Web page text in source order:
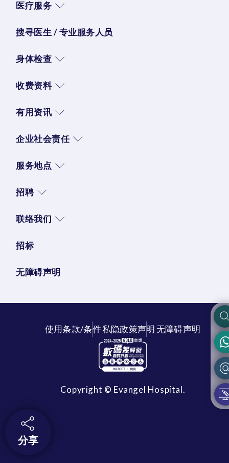
医疗服务
搜寻医生 / 专业服务人员
身体检查
收费资料
有用资讯
企业社会责任
服务地点
招聘
联络我们
招标
无障碍声明
使用条款/条件私隐政策声明无障碍声明
Copyright © Evangel Hospital.
分享